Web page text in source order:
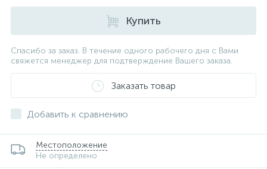
Купить
Спасибо за заказ. В течение одного рабочего дня с Вами
свяжется менеджер для подтверждение Вашего заказа.
Заказать товар
Добавить к сравнению
Местоположение
Не определено